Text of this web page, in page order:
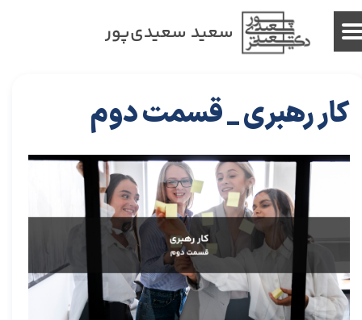
سعید سعیدی‌پور
کار رهبری _ قسمت دوم